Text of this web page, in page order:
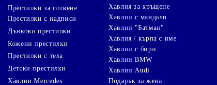
Престилки за готвене
Престилки с надписи
Дънкови престилки
Кожени престилки
Престилки с тела
Детски престилки
Хавлия за кръщене
Хавлии с мандали
Хавлии "Батман"
Хавлия / кърпа с име
Хавлии с бири
Хавлии BMW
Хавлии Audi
Хавлии Mercedes
Подарък за жена